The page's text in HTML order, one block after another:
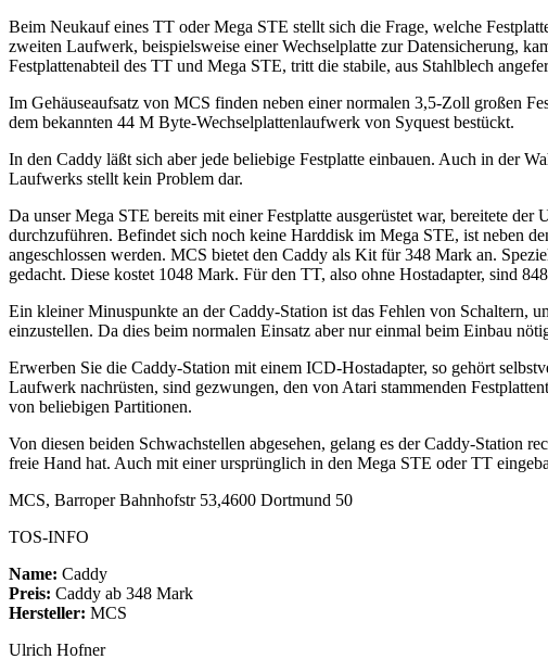
Beim Neukauf eines TT oder Mega STE stellt sich die Frage, welche
zweiten Laufwerk, beispielsweise einer Wechselplatte zur Datensicherung,
Festplattenabteil des TT und Mega STE, tritt die stabile, aus Stahlblech
Im Gehäuseaufsatz von MCS finden neben einer normalen 3,5-Zoll großen
dem bekannten 44 M Byte-Wechselplattenlaufwerk von Syquest bestückt.
In den Caddy läßt sich aber jede beliebige Festplatte einbauen. Auch in der
Laufwerks stellt kein Problem dar.
Da unser Mega STE bereits mit einer Festplatte ausgerüstet war, bereitete
durchzuführen. Befindet sich noch keine Harddisk im Mega STE, ist neben
angeschlossen werden. MCS bietet den Caddy als Kit für 348 Mark an.
gedacht. Diese kostet 1048 Mark. Für den TT, also ohne Hostadapter, sind
Ein kleiner Minuspunkte an der Caddy-Station ist das Fehlen von Schaltern,
einzustellen. Da dies beim normalen Einsatz aber nur einmal beim Einbau
Erwerben Sie die Caddy-Station mit einem ICD-Hostadapter, so gehört
Laufwerk nachrüsten, sind gezwungen, den von Atari stammenden
von beliebigen Partitionen.
Von diesen beiden Schwachstellen abgesehen, gelang es der Caddy-Station
freie Hand hat. Auch mit einer ursprünglich in den Mega STE oder TT
MCS, Barroper Bahnhofstr 53,4600 Dortmund 50
TOS-INFO
Name: Caddy
Preis: Caddy ab 348 Mark
Hersteller: MCS
Ulrich Hofner